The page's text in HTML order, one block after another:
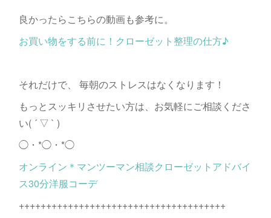
良かったらこちらの動画も参考に。
お買い物をする前に！クローゼット整理の仕方♪
それだけで、 毎朝のストレスはなくなります！
もっとスッキリさせたい方は、お気軽にご相談くださ
い( ´ ▽ ` )
◯・*◯・*◯
オンライン＊マンツーマン相談クローゼットアドバイ
ス30分洋服コーデ
++++++++++++++++++++++++++++++++++++++